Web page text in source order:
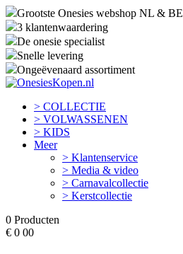
Grootste Onesies webshop NL & BE
3 klantenwaardering
De onesie specialist
Snelle levering
Ongeëvenaard assortiment
> COLLECTIE
> VOLWASSENEN
> KIDS
Meer
> Klantenservice
> Media & video
> Carnavalcollectie
> Kerstcollectie
0 Producten
€ 0 00